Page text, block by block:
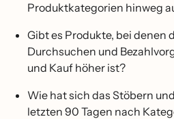
Produktkategorien hinweg
Gibt es Produkte, bei denen
Durchsuchen und
und Kauf höher ist?
Wie hat sich das Stöbern
letzten 90 Tagen nach